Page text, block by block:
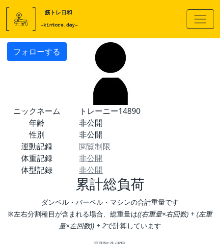
フォローする
ニックネーム
トレーニー14890
年齢
非公開
性別
非公開
運動記録
閲覧制限
体重記録
非公開
体型記録
非公開
累計総負荷
ダンベル・バーベル・マシンの合計重量です
※左右分割種目が含まれる場合、総重量は((右重量×右回数) + (左重
量×左回数)) ÷ 2で計算しています